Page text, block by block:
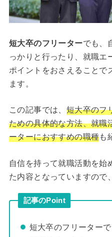
短大卒のフリーターでも、
っかりと行ったり、就職エ
ポイントをおさえることで
ます。
この記事では、 短大卒のフ
ための具体的な方法、就職
ーターにおすすめの職種も
自信を持って就職活動を始
た内容となっていますので
記事のPoint
短大卒のフリーター